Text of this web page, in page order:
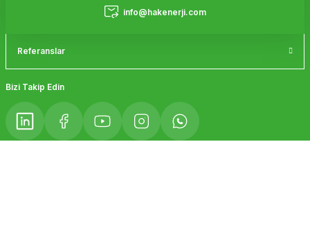
info@hakenerji.com
Referanslar
Bizi Takip Edin